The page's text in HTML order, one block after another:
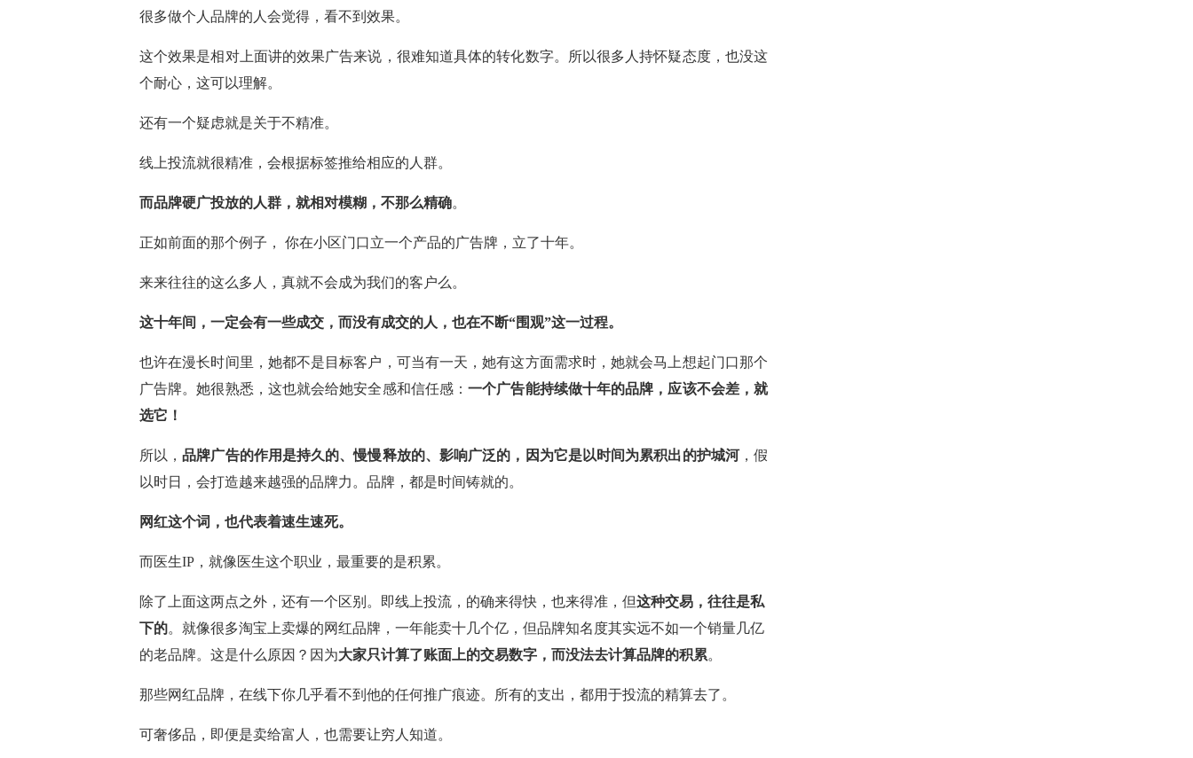
很多做个人品牌的人会觉得，看不到效果。
这个效果是相对上面讲的效果广告来说，很难知道具体的转化数字。所以很多人持怀疑态度，也没这
个耐心，这可以理解。
还有一个疑虑就是关于不精准。
线上投流就很精准，会根据标签推给相应的人群。
而品牌硬广投放的人群，就相对模糊，不那么精确。
正如前面的那个例子， 你在小区门口立一个产品的广告牌，立了十年。
来来往往的这么多人，真就不会成为我们的客户么。
这十年间，一定会有一些成交，而没有成交的人，也在不断“围观”这一过程。
也许在漫长时间里，她都不是目标客户，可当有一天，她有这方面需求时，她就会马上想起门口那个
广告牌。她很熟悉，这也就会给她安全感和信任感：一个广告能持续做十年的品牌，应该不会差，就
选它！
所以，品牌广告的作用是持久的、慢慢释放的、影响广泛的，因为它是以时间为累积出的护城河，假
以时日，会打造越来越强的品牌力。品牌，都是时间铸就的。
网红这个词，也代表着速生速死。
而医生IP，就像医生这个职业，最重要的是积累。
除了上面这两点之外，还有一个区别。即线上投流，的确来得快，也来得准，但这种交易，往往是私
下的。就像很多淘宝上卖爆的网红品牌，一年能卖十几个亿，但品牌知名度其实远不如一个销量几亿
的老品牌。这是什么原因？因为大家只计算了账面上的交易数字，而没法去计算品牌的积累。
那些网红品牌，在线下你几乎看不到他的任何推广痕迹。所有的支出，都用于投流的精算去了。
可奢侈品，即便是卖给富人，也需要让穷人知道。